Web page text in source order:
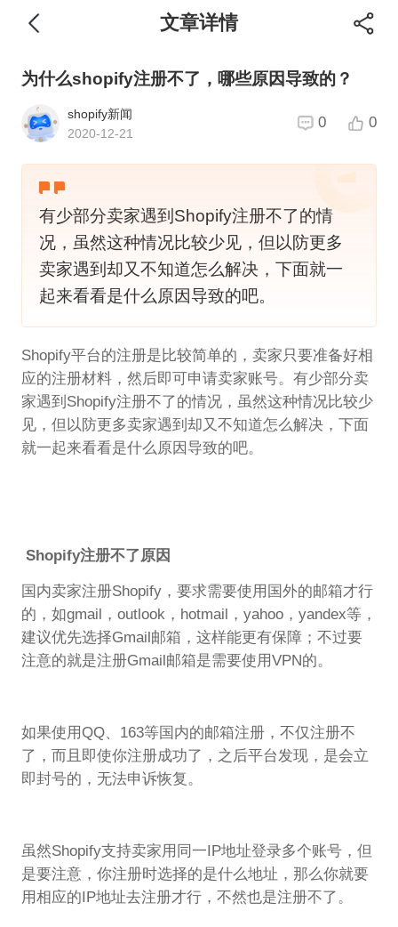
文章详情
为什么shopify注册不了，哪些原因导致的？
shopify新闻
2020-12-21
0 0
有少部分卖家遇到Shopify注册不了的情
况，虽然这种情况比较少见，但以防更多
卖家遇到却又不知道怎么解决，下面就一
起来看看是什么原因导致的吧。
Shopify平台的注册是比较简单的，卖家只要准备好相
应的注册材料，然后即可申请卖家账号。有少部分卖
家遇到Shopify注册不了的情况，虽然这种情况比较少
见，但以防更多卖家遇到却又不知道怎么解决，下面
就一起来看看是什么原因导致的吧。
Shopify注册不了原因
国内卖家注册Shopify，要求需要使用国外的邮箱才行
的，如gmail，outlook，hotmail，yahoo，yandex等，
建议优先选择Gmail邮箱，这样能更有保障；不过要
注意的就是注册Gmail邮箱是需要使用VPN的。
如果使用QQ、163等国内的邮箱注册，不仅注册不
了，而且即使你注册成功了，之后平台发现，是会立
即封号的，无法申诉恢复。
虽然Shopify支持卖家用同一IP地址登录多个账号，但
是要注意，你注册时选择的是什么地址，那么你就要
用相应的IP地址去注册才行，不然也是注册不了。